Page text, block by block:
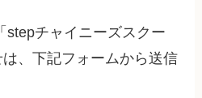
stepチャイニーズスクー
、下記フォームから送信